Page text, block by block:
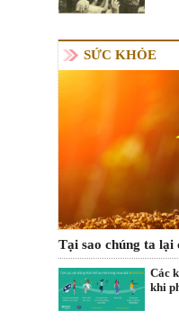
SỨC KHỎE
Tại sao chúng ta lại
Các
khi